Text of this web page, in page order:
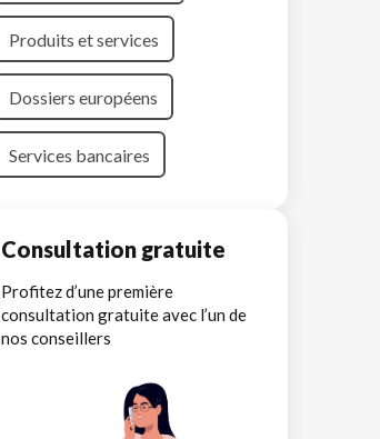
Produits et services
Dossiers européens
Services bancaires
Consultation gratuite
Profitez d’une première
consultation gratuite avec l’un de
nos conseillers